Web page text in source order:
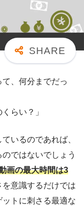
て、何分までだっ
らい？」
いるのであれば、
ではないでしょう
画の最大時間は3
を意識するだけでは
トに刺さる最適な